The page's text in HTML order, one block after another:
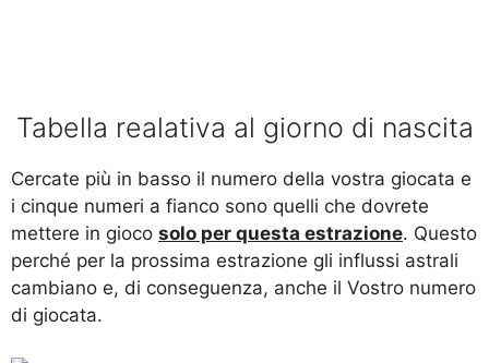
Tabella realativa al giorno di nascita
Cercate più in basso il numero della vostra giocata e
i cinque numeri a fianco sono quelli che dovrete
mettere in gioco solo per questa estrazione. Questo
perché per la prossima estrazione gli influssi astrali
cambiano e, di conseguenza, anche il Vostro numero
di giocata.